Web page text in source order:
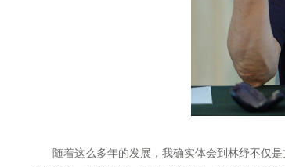
随着这么多年的发展，我确实体会到林纾不仅是